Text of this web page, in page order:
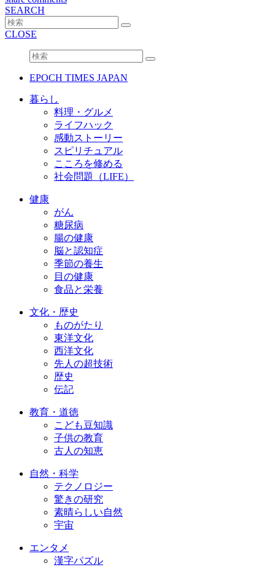
SEARCH
CLOSE
EPOCH TIMES JAPAN
暮らし
料理・グルメ
ライフハック
感動ストーリー
スピリチュアル
こころを修める
社会問題（LIFE）
健康
がん
糖尿病
腸の健康
脳と認知症
季節の養生
目の健康
食品と栄養
文化・歴史
ものがたり
東洋文化
西洋文化
先人の超技術
歴史
伝記
教育・道徳
こども豆知識
子供の教育
古人の知恵
自然・科学
テクノロジー
驚きの研究
素晴らしい自然
宇宙
エンタメ
漢字パズル